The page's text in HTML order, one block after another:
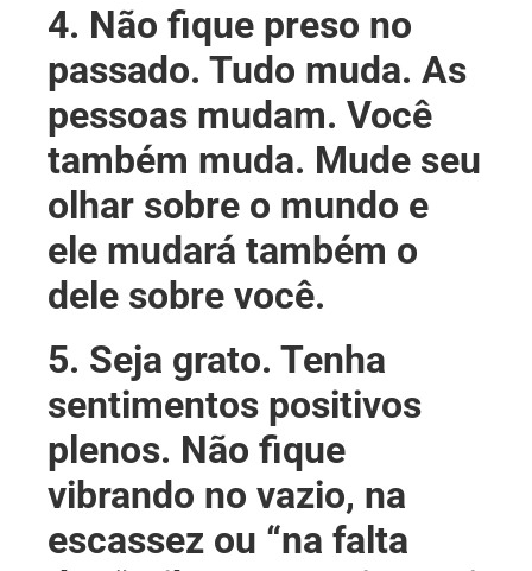
4. Não fique preso no
passado. Tudo muda. As
pessoas mudam. Você
também muda. Mude seu
olhar sobre o mundo e
ele mudará também o
dele sobre você.
5. Seja grato. Tenha
sentimentos positivos
plenos. Não fique
vibrando no vazio, na
escassez ou “na falta